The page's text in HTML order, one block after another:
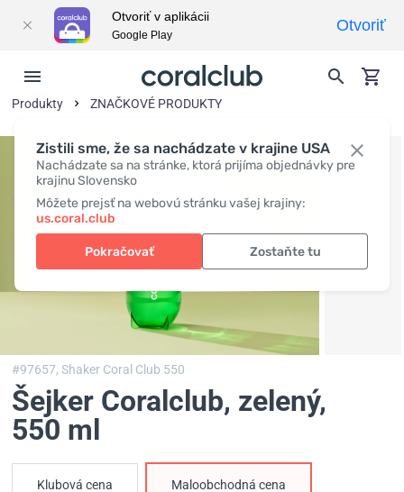
Zistili sme, že sa nachádzate v krajine USA
Nachádzate sa na stránke, ktorá prijíma objednávky pre
krajinu Slovensko
Môžete prejsť na webovú stránku vašej krajiny:
us.coral.club
Pokračovať Zostaňte tu
Produkty ZNAČKOVÉ PRODUKTY
#97657,Shaker Coral Club 550
Šejker Coralclub, zelený,
550 ml
Klubová cena Maloobchodná cena
Otvoriť v aplikácii
Google Play
Otvoriť